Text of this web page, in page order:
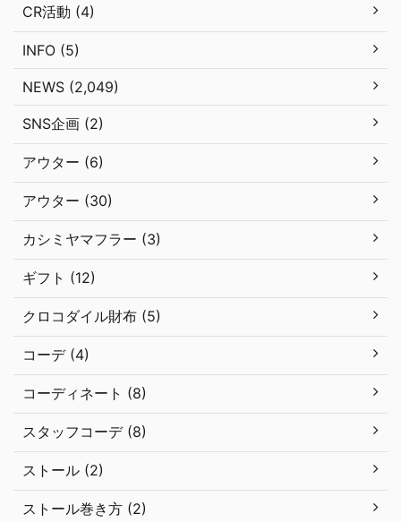
CR活動 (4)
INFO (5)
NEWS (2,049)
SNS企画 (2)
アウター (6)
アウター (30)
カシミヤマフラー (3)
ギフト (12)
クロコダイル財布 (5)
コーデ (4)
コーディネート (8)
スタッフコーデ (8)
ストール (2)
ストール巻き方 (2)